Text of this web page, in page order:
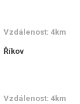
Vzdálenost: 4km
Říkov
Vzdálenost: 4km